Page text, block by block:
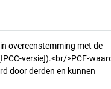
overeenstemming met de
versie]).<br/>PCF-
door derden en kunnen